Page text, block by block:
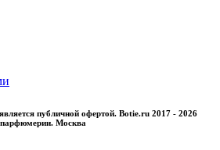
публичной офертой. Botie.ru 2017 - 2026
парфюмерии. Москва